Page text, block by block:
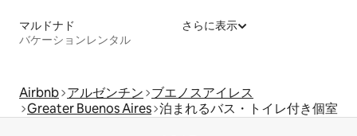
マルドナド
バケーションレンタル
さらに表示
Airbnb アルゼンチン ブエノスアイレス
Greater Buenos Aires 泊まれるバス・トイレ付き個室